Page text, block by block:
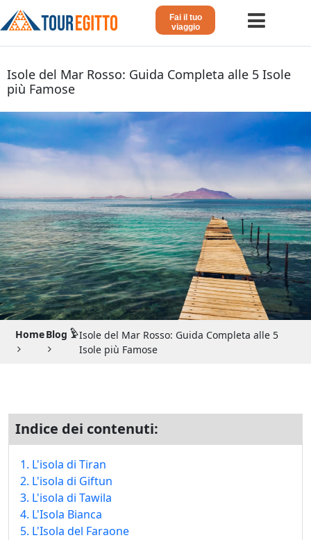
Fai il tuo
viaggio
Viaggio in Egitto
Crociera sul Nilo
Vacanze Lusso in Egitto
Dahabeya Lusso
Agosto in Egitto
Tour Giordania
Altri
Blog 𓁐
Guida di Viaggio 𓉔
Guida di Viaggio Giordania
Isole del Mar Rosso: Guida Completa alle 5 Isole
più Famose
HomeBlog 𓅱Isole del Mar Rosso: Guida Completa alle 5
Isole più Famose
Indice dei contenuti:
1. L'isola di Tiran
2. L'isola di Giftun
3. L'isola di Tawila
4. L'Isola Bianca
5. L'Isola del Faraone